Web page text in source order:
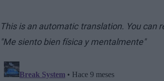
This is an automatic translation. You can
"Me siento bien física y mentalmente"